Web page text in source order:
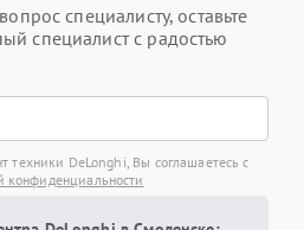
специалисту, оставьте
специалист с радостью
техники DeLonghi, Вы соглашаетесь с
конфиденциальности